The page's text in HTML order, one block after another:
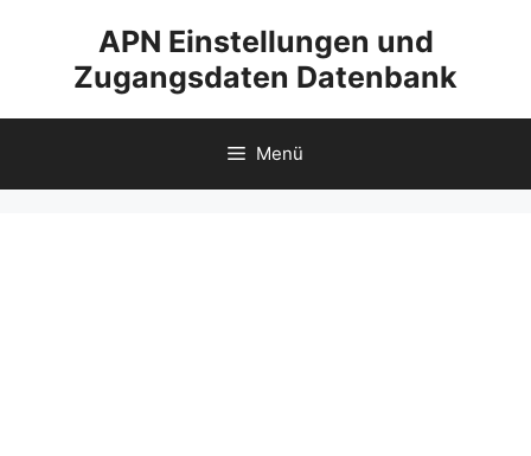
springen
APN Einstellungen und
Zugangsdaten Datenbank
Menü